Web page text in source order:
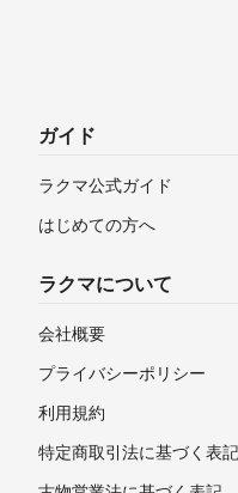
ガイド
ラクマ公式ガイド
はじめての方へ
ラクマについて
会社概要
プライバシーポリシー
利用規約
特定商取引法に基づく表記